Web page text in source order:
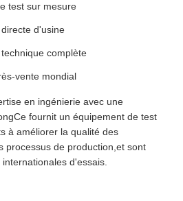
test sur mesure
d'usine
complète
vente mondial
en ingénierie avec une
fournit un équipement de test
à améliorer la qualité des
processus de production,et sont
d'essais.